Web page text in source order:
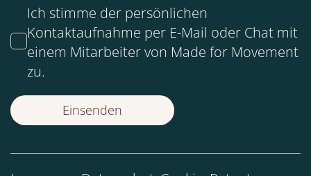
Ich stimme der persönlichen
Kontaktaufnahme per E-Mail oder Chat mit
einem Mitarbeiter von Made for Movement
zu.